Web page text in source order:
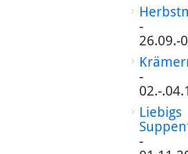
-
26.09.-
-
02.-
Liebigs
-